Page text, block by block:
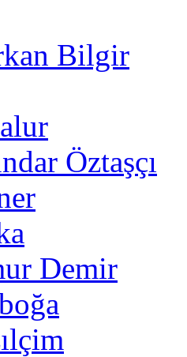
Bilgir
Öztaşçı
Demir